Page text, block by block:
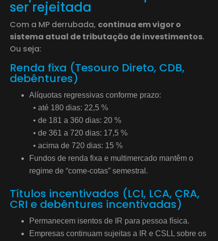
ser rejeitada
Com a MP derrubada, continua em vigor o
sistema atual de tributação de investimentos.
Ou seja:
Renda fixa (Tesouro Direto, CDB,
debêntures)
Alíquotas regressivas conforme prazo:
• até 180 dias: 22,5 %
• de 181 a 360 dias: 20 %
• de 361 a 720 dias: 17,5 %
• acima de 720 dias: 15 %
Fundos de renda fixa e multimercado mantêm o
regime de “come-cotas” semestral.
Títulos incentivados (LCI, LCA, CRA,
CRI e debêntures incentivadas)
Permanecem isentos de IR para pessoa física.
Empresas continuam sujeitas a IR e CSLL sobre os